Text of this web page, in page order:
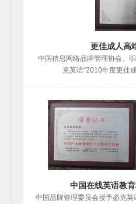
更佳成人高
中国信息网络品牌管理协会、
克英语“2010年度更佳
中国在线英语教
中国品牌管理委员会授予必克